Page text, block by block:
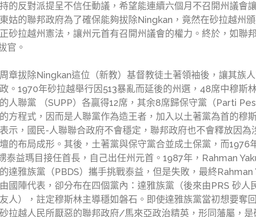
的反對派提呈不信任動議，希望能連續六個月不召開州議會
姑的聯邦政府為了確保能夠拔除Ningkan，竟然在砂拉越州
砂拉越州憲法，讓州元首有召開州議會的權力。終於，如
官。
章拔除Ningkan這位（新教）基督教徒土著領袖後，讓其族
。1970年砂拉越舉行因513暴亂而延後的州選，48席中穆
人聯黨 （SUPP）各贏得12席，其余8席歸保守黨（Parti
方程式，因而是人聯黨作為造王者，加入以土著黨為首的穆
示，國民-人聯聯合政府不會穩定，聯邦政府也不會釋放因
的布局成形。其後，土著黨與保守黨合並成土保黨，而
泰益瑪目接任首長，自己出任州元首。1987年，Rahman
達雅族黨（PBDS）攜手挑戰泰益，但是失敗，最終
國陣代表，卻分布在四個黨內：達雅族黨（後來由PRS 砂
人），註定穆斯林主導穩如磐石。即使達雅族黨當初想要
拉越人民所厭惡的聯邦政府/馬來亞政治精英，形同藩屬，